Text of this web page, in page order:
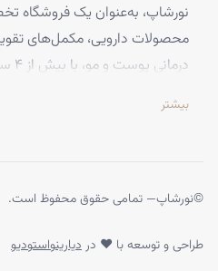
نورشاپ، به‌عنوان یک فروشگاه
محصولات دارویی، مکمل‌های
برندهای اروپایی تهیه کرده و
برتر جهانی برخوردارند، تا بتوانید
مشتریان، تاکنون باعث شده تا
بیشتر
©نورشاپ— تمامی حقوق محفوظ است.
طراحی و توسعه با ❤ دردیارینواستودیو